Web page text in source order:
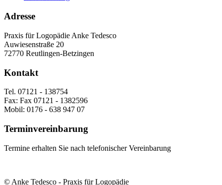
Adresse
Praxis für Logopädie Anke Tedesco
Auwiesenstraße 20
72770 Reutlingen-Betzingen
Kontakt
Tel. 07121 - 138754
Fax: Fax 07121 - 1382596
Mobil: 0176 - 638 947 07
Terminvereinbarung
Termine erhalten Sie nach telefonischer Vereinbarung
© Anke Tedesco - Praxis für Logopädie